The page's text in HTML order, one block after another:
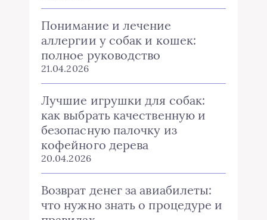
Понимание и лечение
аллергии у собак и кошек:
полное руководство
21.04.2026
Лучшие игрушки для собак:
как выбрать качественную и
безопасную палочку из
кофейного дерева
20.04.2026
Возврат денег за авиабилеты:
что нужно знать о процедуре и